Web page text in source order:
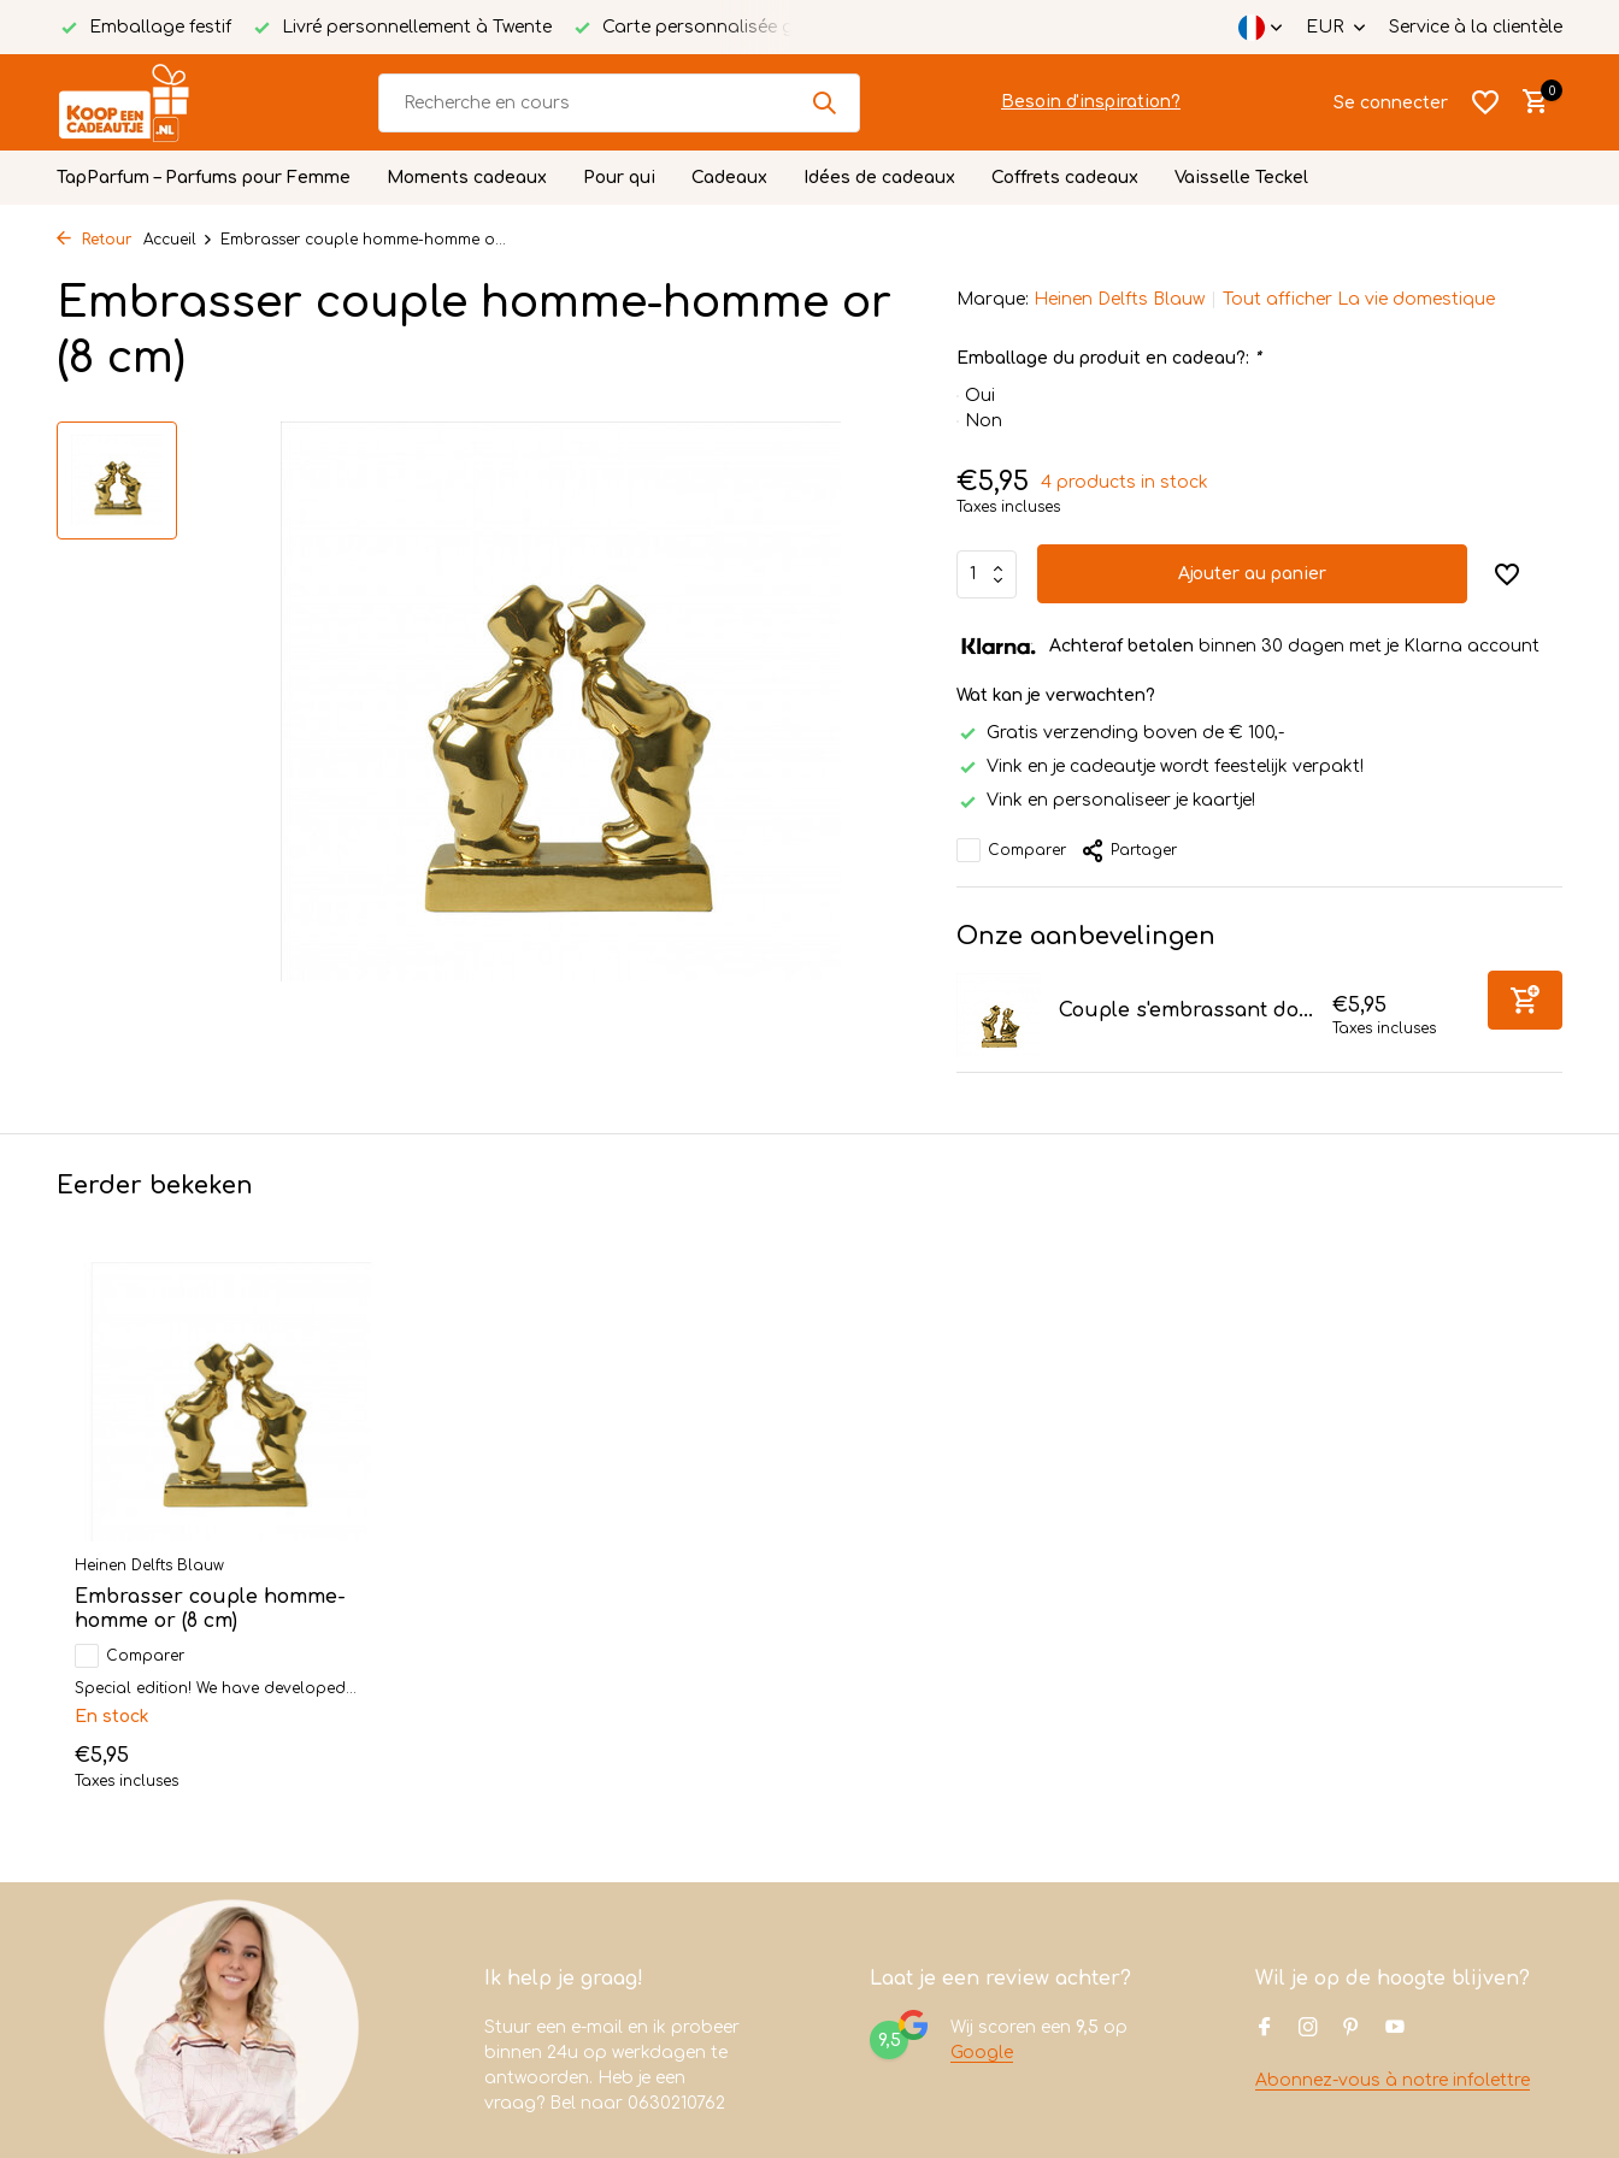
Emballage festif Livré personnellement à Twente Carte personnalisée gratuite EUR Service à la clientèle
Besoin d'inspiration? Se connecter
0
TapParfum – Parfums pour Femme Moments cadeaux Pour qui Cadeaux Idées de cadeaux Coffrets cadeaux Vaisselle Teckel
Retour Accueil Embrasser couple homme-homme o...
Embrasser couple homme-homme or
(8 cm)
Marque: Heinen Delfts Blauw Tout afficher La vie domestique
Emballage du produit en cadeau?: *
Oui
Non
€5,95 4 products in stock
Taxes incluses
Ajouter au panier
Achteraf betalen binnen 30 dagen met je Klarna account
Wat kan je verwachten?
Gratis verzending boven de € 100,-
Vink en je cadeautje wordt feestelijk verpakt!
Vink en personaliseer je kaartje!
Comparer Partager
Onze aanbevelingen
Couple s'embrassant do... €5,95
Taxes incluses
Eerder bekeken
Heinen Delfts Blauw
Embrasser couple homme-
homme or (8 cm)
Comparer
Special edition! We have developed...
En stock
€5,95
Taxes incluses
Ik help je graag!
Stuur een e-mail en ik probeer
binnen 24u op werkdagen te
antwoorden. Heb je een
vraag? Bel naar 0630210762
Laat je een review achter?
9,5
Wij scoren een 9,5 op
Google
Wil je op de hoogte blijven?
Abonnez-vous à notre infolettre